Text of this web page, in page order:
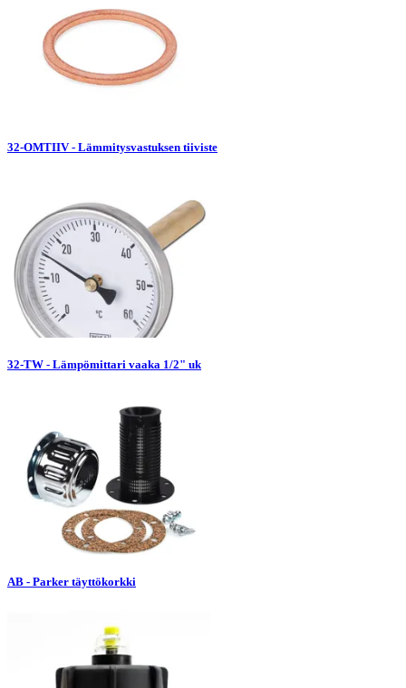
32-OMTIIV - Lämmitysvastuksen tiiviste
32-TW - Lämpömittari vaaka 1/2" uk
AB - Parker täyttökorkki